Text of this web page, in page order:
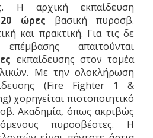
Η αρχική εκπαίδευση
ώρες βασική πυροσβ.
και πρακτική. Για τις δε
απαιτούνται
εκπαίδευσης στον τομέα
Με την ολοκλήρωση
(Fire Fighter 1 &
χορηγείται πιστοποιητικό
Ακαδημία, όπως ακριβώς
πυροσβέστες. Η